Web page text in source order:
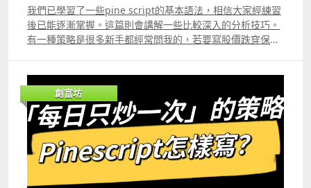
Altucher認為，其實可以進行單邊對沖交易，那就是雖然觀
察兩個資產的價格差距來做交易，但最終只會買入或沽空其
中一個資產，他認為這樣做其實更好，因為其中一個資產的
兩個資產中更為波動的一個資產偏高時便直接沽空，偏低時
預測價差收窄的結果，但進行單邊對沖交易就更加有靈活
性，而且風險相對較低。 但「Unilateral Pairs Trading」
不只適合交易正股，若用以交易流動性更大的ETF如QQQ及
SPY等，James Altucher認為效果會更佳。筆者則把相關策
略修改，再用SQQQ的數據作測試，結果也證實不俗。下一
篇文章會告訴大家 James Altucher所研究的「Unilateral
Pairs Trading」詳細內容。 來看Patreon文章 筆者Patreon
25000美元，大約是195000港元。因為市場是一個很「嚴
格」的領域，而且Daytrade不可能每天都賺錢，若本金根本
不足，可能很也便會輸光離場。 雖然他主力是做「low float
先要計算價格持續上漲或下跌的天數、若用小時圖則看有多
少個小時，若用5分鐘圖則看有多少個5分鐘，然後大家會發
現，在第三、第五或第七根陰陽燭上，都會是相反方向出現
的時間。 筆者就覺得若應用在Daytrade上，例如觀察5分鐘
圖表，連續3根陰陽燭的價格都在下跌是經常出現的情況，
故此未必有參考價值，而連續5根陰陽燭的價格也在下跌，
這種情況雖較少，但也不一定會出現反彈，但若連續7根陰
陽燭的價格都在下跌，基本上很少出現，但若出現時，價格
我們已學習了一些pine script的基本語法，相信大家經練習
後已能逐漸掌握。這篇則會講解一些比較深入的分析技巧。
有一種策略是很多新手都經常問我的，若要寫股價跌穿保歷
加通道底部便買入，然後待收市價跌穿保歷加通道中軸便平
倉，相反，收市價高於保歷加通道頂部則造淡，然後待收市
價升穿保歷加通道中軸平倉。 @version=5 strategyquot;
升穿bollinger's band錯誤用法quot;, overlay=true,
margin_long=100, margin_short=100
sma20=ta.smaclose,20 mult=ta.stdevclose,20
upper=sma202mult lower=sma202mult
noposition=strategy.position_size==0 var bool traded
創富坊